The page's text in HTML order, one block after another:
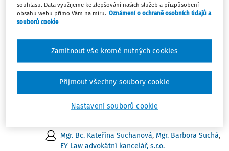
NOVELIZACE
Whistleblowing, díl 2. – Kdo je povinný
Mgr. Barbora Suchá Mgr. Bc. Kateřina Suchanová
EY Law advokátní kancelář, s.r.o.
Vydáno:13. 8. 2023Délka:5:45
NOVELIZACE
Whistleblowing, díl 3. – Jak naložit s
Mgr. Bc. Kateřina Suchanová, Mgr. Barbora Suchá,
EY Law advokátní kancelář, s.r.o.
souhlasu. Data využijeme ke zlepšování našich služeb a přizpůsobení
obsahu webu přímo Vám na míru. Oznámení o ochraně osobních údajů a
souborů cookie
Nastavení souborů cookie
Zamítnout vše kromě nutných cookies
Přijmout všechny soubory cookie